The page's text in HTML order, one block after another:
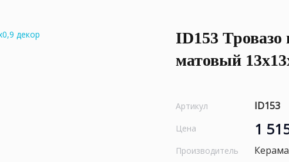
ID153
матовый
Артикул ID153
Цена 1
Производитель